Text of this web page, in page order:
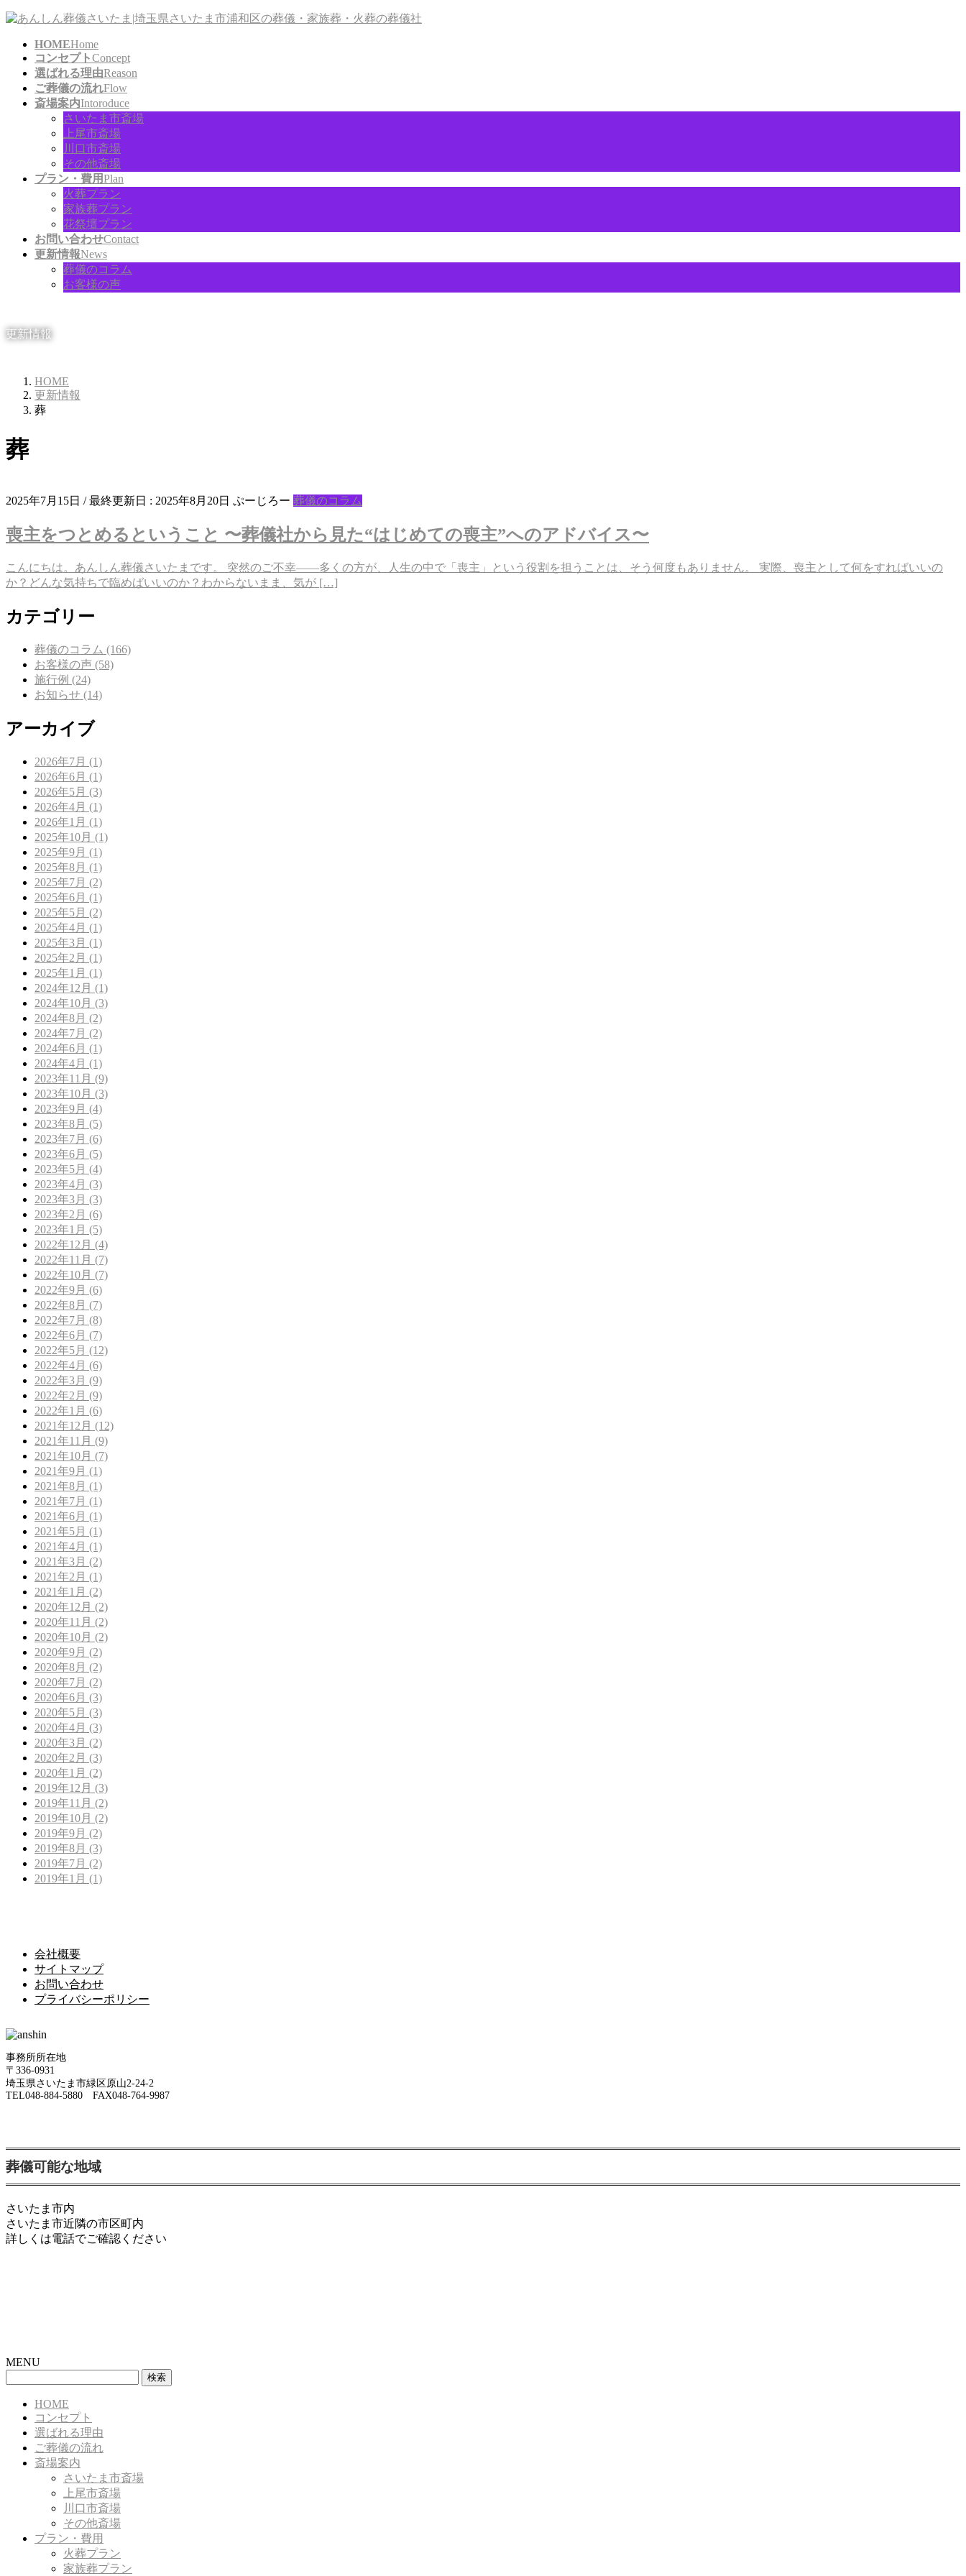
コ
ナ
HOMEHome
コンセプトConcept
選ばれる理由Reason
ご葬儀の流れFlow
斎場案内Intoroduce
さいたま市斎場
上尾市斎場
川口市斎場
その他斎場
プラン・費用Plan
火葬プラン
家族葬プラン
花祭壇プラン
お問い合わせContact
更新情報News
葬儀のコラム
お客様の声
更新情報
HOME
更新情報
葬
葬
2025年7月15日 / 最終更新日 : 2025年8月20日 ぷーじろー 葬儀のコラム
喪主をつとめるということ 〜葬儀社から見た“はじめての喪主”へのアドバイス〜
こんにちは。あんしん葬儀さいたまです。 突然のご不幸——多くの方が、人生の中で「喪主」という役割を担うことは、そう何度もありません。 実際、喪主として何をすればいいの
か？どんな気持ちで臨めばいいのか？わからないまま、気が […]
カテゴリー
葬儀のコラム (166)
お客様の声 (58)
施行例 (24)
お知らせ (14)
アーカイブ
2026年7月 (1)
2026年6月 (1)
2026年5月 (3)
2026年4月 (1)
2026年1月 (1)
2025年10月 (1)
2025年9月 (1)
2025年8月 (1)
2025年7月 (2)
2025年6月 (1)
2025年5月 (2)
2025年4月 (1)
2025年3月 (1)
2025年2月 (1)
2025年1月 (1)
2024年12月 (1)
2024年10月 (3)
2024年8月 (2)
2024年7月 (2)
2024年6月 (1)
2024年4月 (1)
2023年11月 (9)
2023年10月 (3)
2023年9月 (4)
2023年8月 (5)
2023年7月 (6)
2023年6月 (5)
2023年5月 (4)
2023年4月 (3)
2023年3月 (3)
2023年2月 (6)
2023年1月 (5)
2022年12月 (4)
2022年11月 (7)
2022年10月 (7)
2022年9月 (6)
2022年8月 (7)
2022年7月 (8)
2022年6月 (7)
2022年5月 (12)
2022年4月 (6)
2022年3月 (9)
2022年2月 (9)
2022年1月 (6)
2021年12月 (12)
2021年11月 (9)
2021年10月 (7)
2021年9月 (1)
2021年8月 (1)
2021年7月 (1)
2021年6月 (1)
2021年5月 (1)
2021年4月 (1)
2021年3月 (2)
2021年2月 (1)
2021年1月 (2)
2020年12月 (2)
2020年11月 (2)
2020年10月 (2)
2020年9月 (2)
2020年8月 (2)
2020年7月 (2)
2020年6月 (3)
2020年5月 (3)
2020年4月 (3)
2020年3月 (2)
2020年2月 (3)
2020年1月 (2)
2019年12月 (3)
2019年11月 (2)
2019年10月 (2)
2019年9月 (2)
2019年8月 (3)
2019年7月 (2)
2019年1月 (1)
会社概要
サイトマップ
お問い合わせ
プライバシーポリシー
事務所所在地
〒336-0931
埼玉県さいたま市緑区原山2-24-2
TEL048-884-5880 FAX048-764-9987
葬儀可能な地域
さいたま市内
さいたま市近隣の市区町内
詳しくは電話でご確認ください
MENU
HOME
コンセプト
選ばれる理由
ご葬儀の流れ
斎場案内
さいたま市斎場
上尾市斎場
川口市斎場
その他斎場
プラン・費用
火葬プラン
家族葬プラン